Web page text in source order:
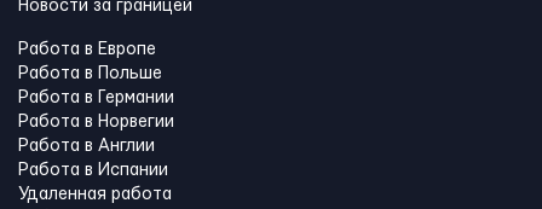
Новости за границей
Работа в Европе
Работа в Польше
Работа в Германии
Работа в Норвегии
Работа в Англии
Работа в Испании
Удаленная работа